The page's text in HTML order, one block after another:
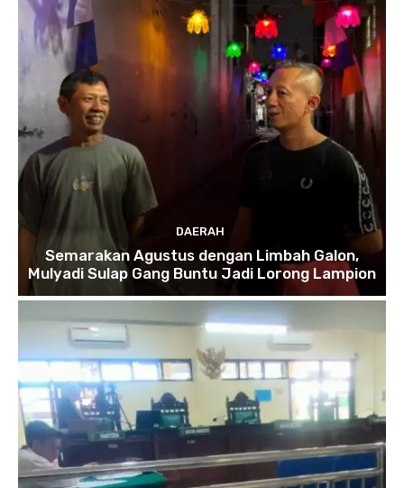
DAERAH
Semarakan Agustus dengan Limbah Galon,
Mulyadi Sulap Gang Buntu Jadi Lorong Lampion